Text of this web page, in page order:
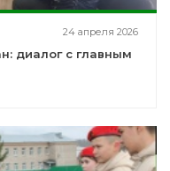
24 апреля 2026
диалог с главным